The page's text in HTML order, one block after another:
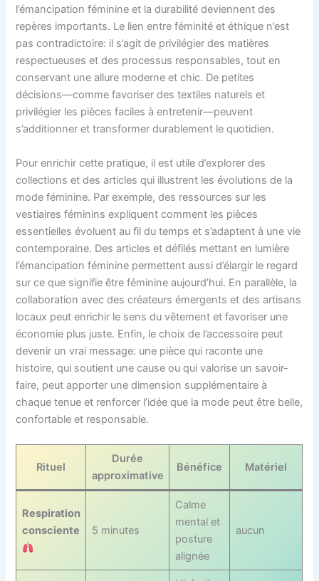
l’émancipation féminine et la durabilité deviennent des
repères importants. Le lien entre féminité et éthique n’est
pas contradictoire: il s’agit de privilégier des matières
respectueuses et des processus responsables, tout en
conservant une allure moderne et chic. De petites
décisions—comme favoriser des textiles naturels et
privilégier les pièces faciles à entretenir—peuvent
s’additionner et transformer durablement le quotidien.
Pour enrichir cette pratique, il est utile d’explorer des
collections et des articles qui illustrent les évolutions de la
mode féminine. Par exemple, des ressources sur les
vestiaires féminins expliquent comment les pièces
essentielles évoluent au fil du temps et s’adaptent à une vie
contemporaine. Des articles et défilés mettant en lumière
l’émancipation féminine permettent aussi d’élargir le regard
sur ce que signifie être féminine aujourd’hui. En parallèle, la
collaboration avec des créateurs émergents et des artisans
locaux peut enrichir le sens du vêtement et favoriser une
économie plus juste. Enfin, le choix de l’accessoire peut
devenir un vrai message: une pièce qui raconte une
histoire, qui soutient une cause ou qui valorise un savoir-
faire, peut apporter une dimension supplémentaire à
chaque tenue et renforcer l’idée que la mode peut être belle,
confortable et responsable.
Rituel
Durée
approximative
Bénéfice Matériel
Respiration
consciente
5 minutes
Calme
mental et
posture
alignée
aucun